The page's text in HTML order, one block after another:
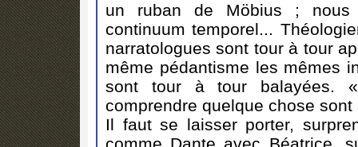
un ruban de Möbius ; nous
continuum temporel...
narratologues sont tour à tour
même pédantisme les mêmes
sont tour à tour balayées.
comprendre quelque chose
Il faut se laisser porter,